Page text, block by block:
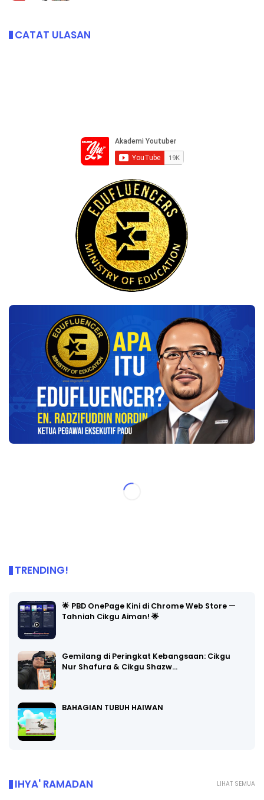
CATAT ULASAN
TRENDING!
🌟 PBD OnePage Kini di Chrome Web Store —
Tahniah Cikgu Aiman! 🌟
Gemilang di Peringkat Kebangsaan: Cikgu
Nur Shafura & Cikgu Shazw…
BAHAGIAN TUBUH HAIWAN
LIHAT SEMUA
IHYA' RAMADAN